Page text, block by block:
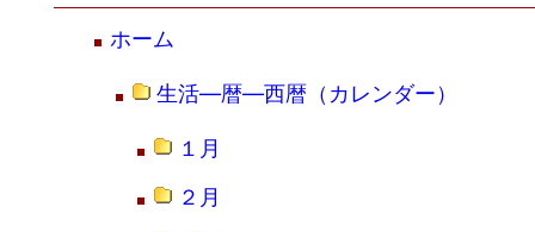
ホーム
生活―暦―西暦（カレンダー）
１月
２月